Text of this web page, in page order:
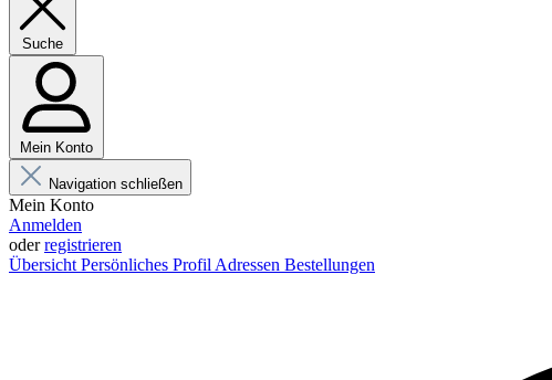
Suche
Mein Konto
Navigation schließen
Mein Konto
Anmelden
oderregistrieren
Übersicht Persönliches Profil Adressen Bestellungen